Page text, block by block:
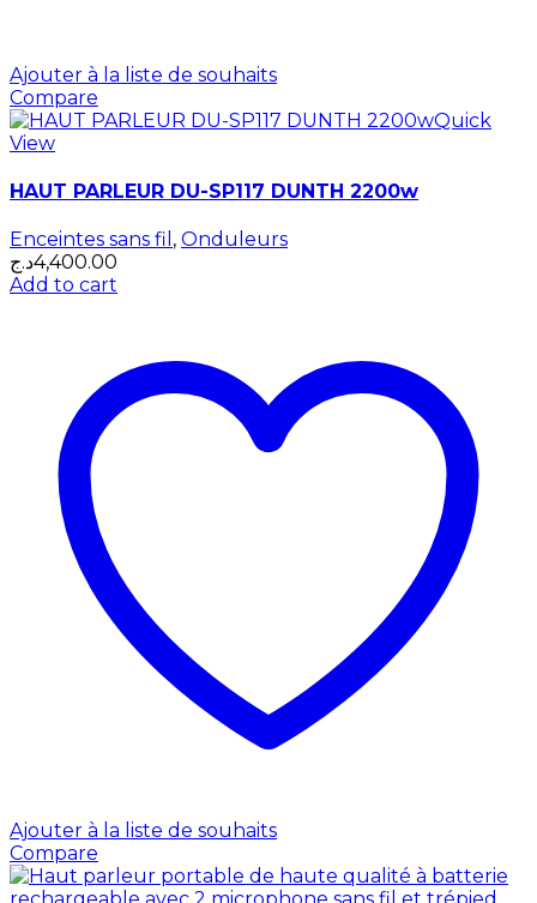
Ajouter à la liste de souhaits
Compare
Quick
View
HAUT PARLEUR DU-SP117 DUNTH 2200w
Enceintes sans fil , Onduleurs
4,400.00د.ج
Add to cart
Ajouter à la liste de souhaits
Compare